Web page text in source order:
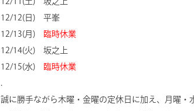
12/12(日) 平峯
12/13(月) 臨時休業
12/14(火) 坂之上
12/15(水) 臨時休業
.
誠に勝手ながら木曜・金曜の定休日に加え、月曜・